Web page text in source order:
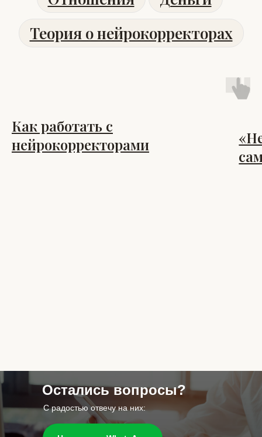
Теория о нейрокорректорах
Как работать с
нейрокорректорами
Остались вопросы?
С радостью отвечу на них: